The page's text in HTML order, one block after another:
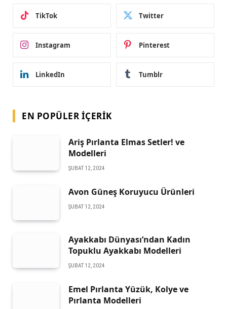
TikTok Twitter
Instagram Pinterest
LinkedIn Tumblr
EN POPÜLER İÇERIK
Ariş Pırlanta Elmas Setler! ve
Modelleri
ŞUBAT 12, 2024
Avon Güneş Koruyucu Ürünleri
ŞUBAT 12, 2024
Ayakkabı Dünyası’ndan Kadın
Topuklu Ayakkabı Modelleri
ŞUBAT 12, 2024
Emel Pırlanta Yüzük, Kolye ve
Pırlanta Modelleri